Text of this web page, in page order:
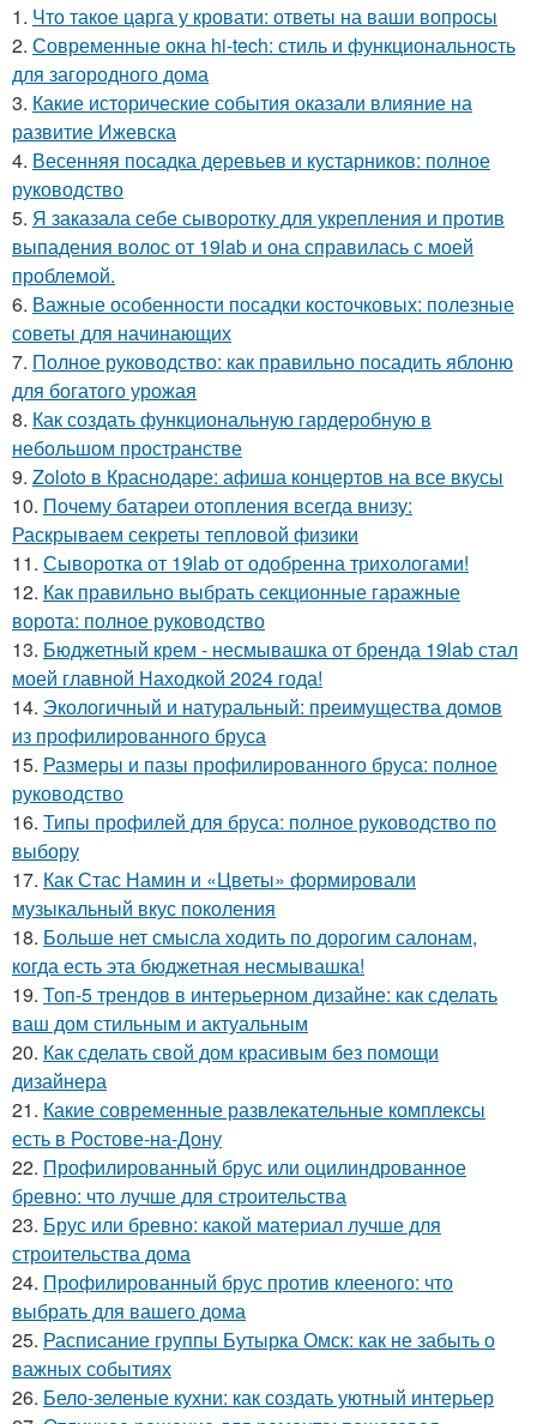
1. Что такое царга у кровати: ответы на ваши вопросы
2. Современные окна hi-tech: стиль и функциональность
для загородного дома
3. Какие исторические события оказали влияние на
развитие Ижевска
4. Весенняя посадка деревьев и кустарников: полное
руководство
5. Я заказала себе сыворотку для укрепления и против
выпадения волос от 19lab и она справилась с моей
проблемой.
6. Важные особенности посадки косточковых: полезные
советы для начинающих
7. Полное руководство: как правильно посадить яблоню
для богатого урожая
8. Как создать функциональную гардеробную в
небольшом пространстве
9. Zoloto в Краснодаре: афиша концертов на все вкусы
10. Почему батареи отопления всегда внизу:
Раскрываем секреты тепловой физики
11. Сыворотка от 19lab от одобренна трихологами!
12. Как правильно выбрать секционные гаражные
ворота: полное руководство
13. Бюджетный крем - несмывашка от бренда 19lab стал
моей главной Находкой 2024 года!
14. Экологичный и натуральный: преимущества домов
из профилированного бруса
15. Размеры и пазы профилированного бруса: полное
руководство
16. Типы профилей для бруса: полное руководство по
выбору
17. Как Стас Намин и «Цветы» формировали
музыкальный вкус поколения
18. Больше нет смысла ходить по дорогим салонам,
когда есть эта бюджетная несмывашка!
19. Топ-5 трендов в интерьерном дизайне: как сделать
ваш дом стильным и актуальным
20. Как сделать свой дом красивым без помощи
дизайнера
21. Какие современные развлекательные комплексы
есть в Ростове-на-Дону
22. Профилированный брус или оцилиндрованное
бревно: что лучше для строительства
23. Брус или бревно: какой материал лучше для
строительства дома
24. Профилированный брус против клееного: что
выбрать для вашего дома
25. Расписание группы Бутырка Омск: как не забыть о
важных событиях
26. Бело-зеленые кухни: как создать уютный интерьер